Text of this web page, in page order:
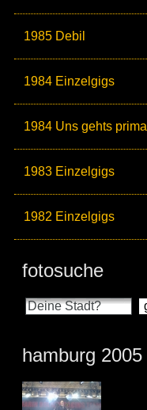
1985 Debil
1984 Einzelgigs
1984 Uns gehts prima
1983 Einzelgigs
1982 Einzelgigs
fotosuche
hamburg 2005